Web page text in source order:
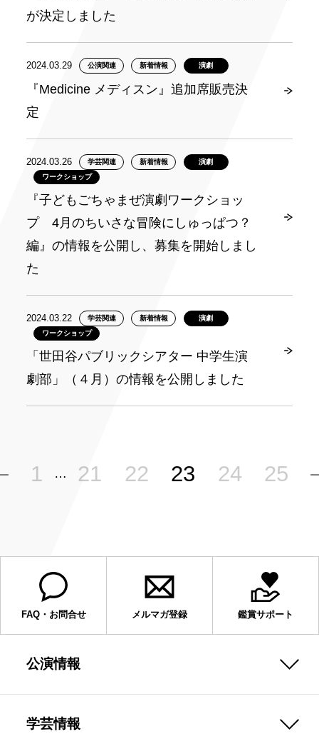
が決定しました
2024.03.29 公演関連 新着情報 演劇
『Medicine メディスン』追加席販売決
定
2024.03.26 学芸関連 新着情報
演劇
ワークショップ
『子どもごちゃまぜ演劇ワークショッ
プ 4月のちいさな冒険にしゅっぱつ？
編』の情報を公開し、募集を開始しまし
た
2024.03.22 学芸関連 新着情報
演劇
ワークショップ
「世田谷パブリックシアター 中学生演
劇部」（４月）の情報を公開しました
1 … 21 22 23 24 25
FAQ・お問合せ メルマガ登録 鑑賞サポート
公演情報
学芸情報